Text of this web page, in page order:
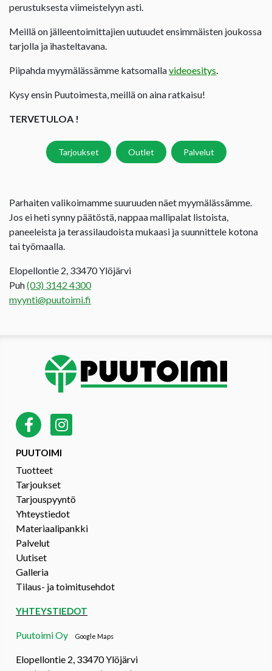
perustuksesta viimeistelyyn asti.
Meillä on jälleentoimittajien uutuudet ensimmäisten joukossa
tarjolla ja ihasteltavana.
Piipahda myymälässämme katsomallavideoesitys.
Kysy ensin Puutoimesta, meillä on aina ratkaisu!
TERVETULOA !
Tarjoukset Outlet Palvelut
Parhaiten valikoimamme suuruuden näet myymälässämme.
Jos ei heti synny päätöstä, nappaa mallipalat listoista,
paneeleista ja terassilaudoista mukaasi ja suunnittele kotona
tai työmaalla.
Elopellontie 2, 33470 Ylöjärvi
Puh(03) 3142 4300
myynti@puutoimi.fi
PUUTOIMI
Tuotteet
Tarjoukset
Tarjouspyyntö
Yhteystiedot
Materiaalipankki
Palvelut
Uutiset
Galleria
Tilaus- ja toimitusehdot
YHTEYSTIEDOT
Puutoimi OyGoogle Maps
Elopellontie 2, 33470 Ylöjärvi